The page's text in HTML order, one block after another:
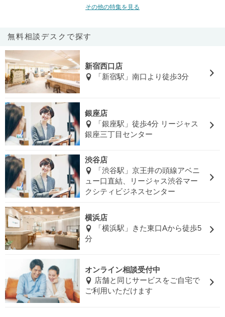
その他の特集を見る
無料相談デスクで探す
新宿西口店
「新宿駅」南口より徒歩3分
銀座店
「銀座駅」徒歩4分 リージャス
銀座三丁目センター
渋谷店
「渋谷駅」京王井の頭線アベニ
ュー口直結、リージャス渋谷マー
クシティビジネスセンター
横浜店
「横浜駅」きた東口Aから徒歩5
分
オンライン相談受付中
店舗と同じサービスをご自宅で
ご利用いただけます